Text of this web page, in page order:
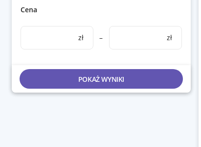
Cena
zł – zł
POKAŻ WYNIKI